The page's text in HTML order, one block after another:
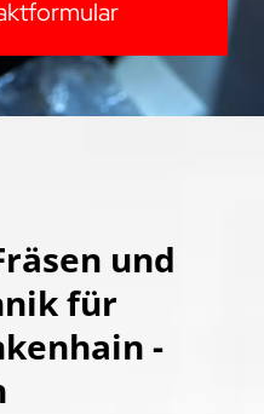
und
für
-